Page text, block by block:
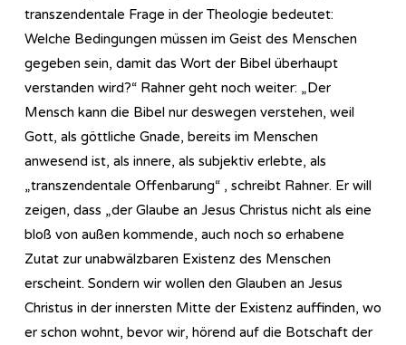
transzendentale Frage in der Theologie bedeutet:
Welche Bedingungen müssen im Geist des Menschen
gegeben sein, damit das Wort der Bibel überhaupt
verstanden wird?“ Rahner geht noch weiter: „Der
Mensch kann die Bibel nur deswegen verstehen, weil
Gott, als göttliche Gnade, bereits im Menschen
anwesend ist, als innere, als subjektiv erlebte, als
„transzendentale Offenbarung“ , schreibt Rahner. Er will
zeigen, dass „der Glaube an Jesus Christus nicht als eine
bloß von außen kommende, auch noch so erhabene
Zutat zur unabwälzbaren Existenz des Menschen
erscheint. Sondern wir wollen den Glauben an Jesus
Christus in der innersten Mitte der Existenz auffinden, wo
er schon wohnt, bevor wir, hörend auf die Botschaft der